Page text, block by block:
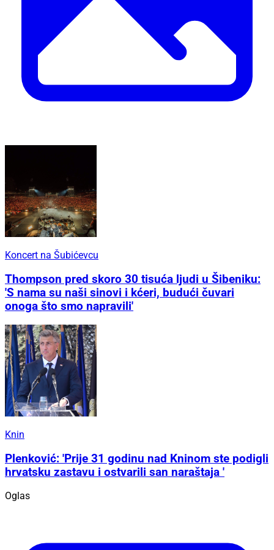
Koncert na Šubićevcu
Thompson pred skoro 30 tisuća ljudi u Šibeniku:
'S nama su naši sinovi i kćeri, budući čuvari
onoga što smo napravili'
Knin
Plenković: 'Prije 31 godinu nad Kninom ste podigli
hrvatsku zastavu i ostvarili san naraštaja '
Oglas